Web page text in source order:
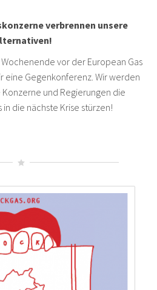
verbrennen unsere
Wochenende vor der European Gas
eine Gegenkonferenz. Wir werden
und Regierungen die
die nächste Krise stürzen!